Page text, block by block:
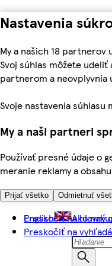
Nastavenia
My a našich 18
Svoj súhlas môžete
partnerom a neovplyvnia
Svoje nastavenia
My a naši partneri
Používať presné údaje o
meranie reklamy a
Prijať všetko Odmietnuť
Preskočiť na hlavný
Preskočiť na
English Ako